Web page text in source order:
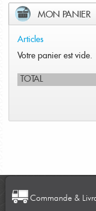
MON PANIER
Articles
Votre panier est vide.
TOTAL
Commande &